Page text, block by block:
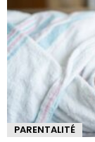
PARENTALITÉ